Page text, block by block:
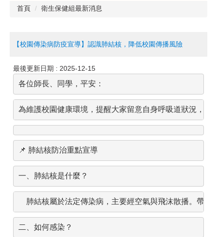
首頁 衛生保健組最新消息
【校園傳染病防疫宣導】認識肺結核，降低校園傳播風險
最後更新日期 : 2025-12-15
各位師長、同學，平安：
為維護校園健康環境，提醒大家留意自身呼吸道狀況，
📌 肺結核防治重點宣導
一、肺結核是什麼？
肺結核屬於法定傳染病，主要經空氣與飛沫散播。帶
二、如何感染？